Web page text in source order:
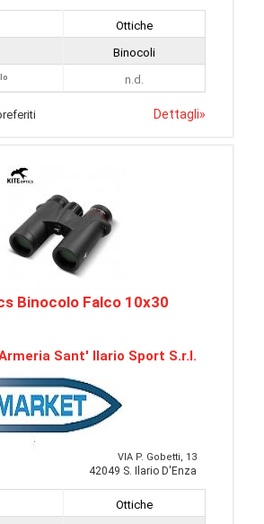
Ottiche
Binocoli
n.d.
Dettagli»
Binocolo Falco 10x30
Sant' Ilario Sport S.r.l.
VIA P. Gobetti, 13
42049 S. Ilario D'Enza
Ottiche